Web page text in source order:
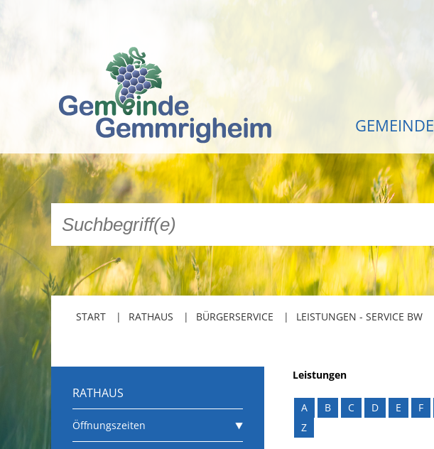
GEMEINDE
START RATHAUS BÜRGERSERVICE LEISTUNGEN - SERVICE BW
RATHAUS
Öffnungszeiten
Leistungen
A B C D E F
Z